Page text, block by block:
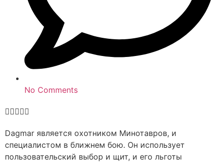
No Comments

Dagmar является охотником Минотавров, и
специалистом в ближнем бою. Он использует
пользовательский выбор и щит, и его льготы